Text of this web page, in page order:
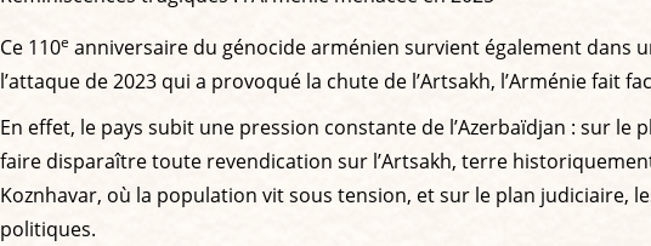
Ce 110e anniversaire du génocide arménien survient également dans
l’attaque de 2023 qui a provoqué la chute de l’Artsakh, l’Arménie fait
En effet, le pays subit une pression constante de l’Azerbaïdjan : sur
faire disparaître toute revendication sur l’Artsakh, terre
Koznhavar, où la population vit sous tension, et sur le plan judiciaire,
politiques.